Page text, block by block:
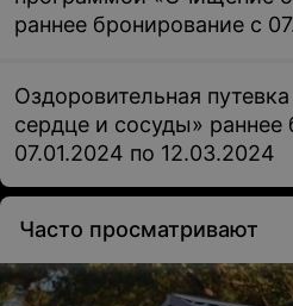
раннее бронирование с
Оздоровительная
сердце и сосуды» раннее
07.01.2024 по 12.03.2024
Часто просматривают